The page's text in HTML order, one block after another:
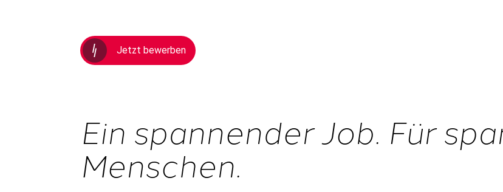
Jetzt bewerben
Ein spannender Job. Für
Menschen.